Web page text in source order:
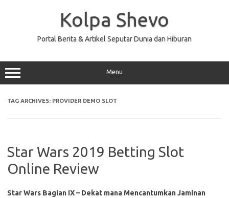
Kolpa Shevo
Portal Berita & Artikel Seputar Dunia dan Hiburan
Menu
TAG ARCHIVES: PROVIDER DEMO SLOT
Star Wars 2019 Betting Slot
Online Review
Star Wars Bagian IX – Dekat mana Mencantumkan Jaminan